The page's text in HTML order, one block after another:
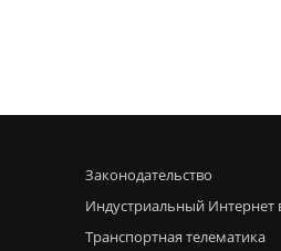
Законодательство
Индустриальный Интернет
Транспортная телематика